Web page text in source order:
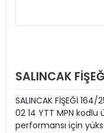
SALINCAK
SALINCAK FİŞEĞİ
02 14 YTT MPN
performansı için